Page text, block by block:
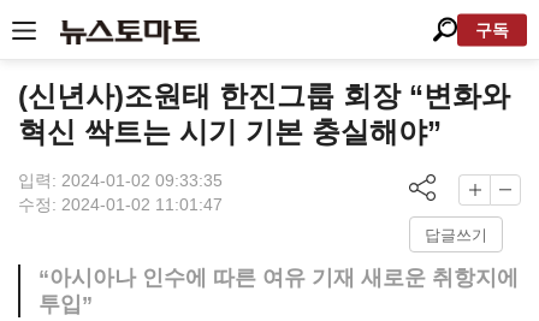
구독
(신년사)조원태 한진그룹 회장 “변화와
혁신 싹트는 시기 기본 충실해야”
입력: 2024-01-02 09:33:35
수정: 2024-01-02 11:01:47
답글쓰기
“아시아나 인수에 따른 여유 기재 새로운 취항지에
투입”